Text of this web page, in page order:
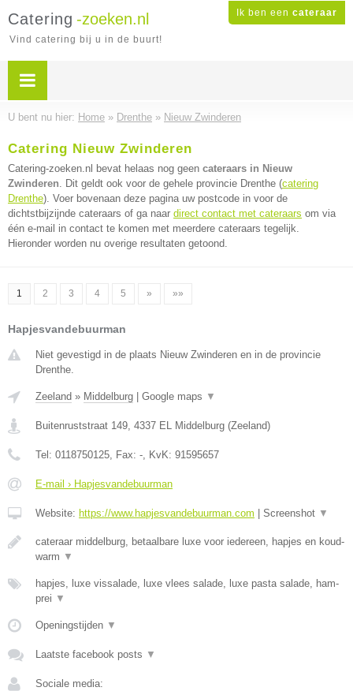
Ik ben een cateraar
Catering -zoeken.nl
Vind catering bij u in de buurt!
U bent nu hier: Home » Drenthe » Nieuw Zwinderen
Catering Nieuw Zwinderen
Catering-zoeken.nl bevat helaas nog geen cateraars in Nieuw
Zwinderen. Dit geldt ook voor de gehele provincie Drenthe (catering
Drenthe). Voer bovenaan deze pagina uw postcode in voor de
dichtstbijzijnde cateraars of ga naar direct contact met cateraars om via
één e-mail in contact te komen met meerdere cateraars tegelijk.
Hieronder worden nu overige resultaten getoond.
1 2 3 4 5 » »»
Hapjesvandebuurman
Niet gevestigd in de plaats Nieuw Zwinderen en in de provincie
Drenthe.
Zeeland » Middelburg Google maps ▼
Buitenruststraat 149, 4337 EL Middelburg (Zeeland)
Tel: 0118750125, Fax: -, KvK: 91595657
E-mail › Hapjesvandebuurman
Website: https://www.hapjesvandebuurman.com Screenshot ▼
cateraar middelburg, betaalbare luxe voor iedereen, hapjes en koud-
warm ▼
hapjes, luxe vissalade, luxe vlees salade, luxe pasta salade, ham-
prei ▼
Openingstijden ▼
Laatste facebook posts ▼
Sociale media: